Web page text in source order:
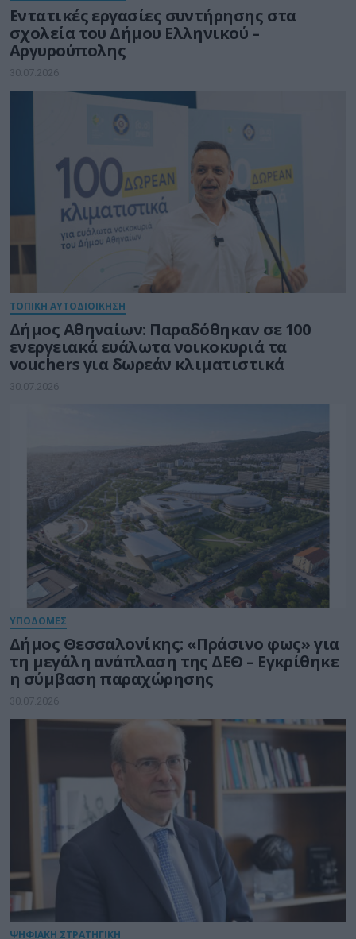
Εντατικές εργασίες συντήρησης στα
σχολεία του Δήμου Ελληνικού –
Αργυρούπολης
30.07.2026
ΤΟΠΙΚΗ ΑΥΤΟΔΙΟΙΚΗΣΗ
Δήμος Αθηναίων: Παραδόθηκαν σε 100
ενεργειακά ευάλωτα νοικοκυριά τα
vouchers για δωρεάν κλιματιστικά
30.07.2026
ΥΠΟΔΟΜΕΣ
Δήμος Θεσσαλονίκης: «Πράσινο φως» για
τη μεγάλη ανάπλαση της ΔΕΘ – Εγκρίθηκε
η σύμβαση παραχώρησης
30.07.2026
ΨΗΦΙΑΚΗ ΣΤΡΑΤΗΓΙΚΗ